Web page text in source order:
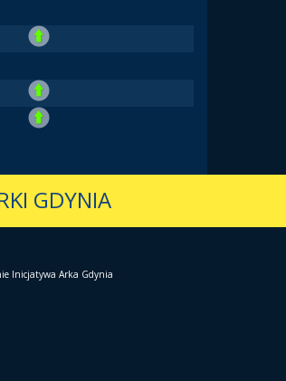
GDYNIA
Inicjatywa Arka Gdynia